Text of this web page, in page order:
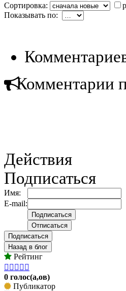
Сортировка:
Показывать по:
Комментарии
Действия
Подписаться
Имя:
E-mail:
Подписаться
Назад в блог
Рейтинг
    
0 голос(а,ов)
Публикатор